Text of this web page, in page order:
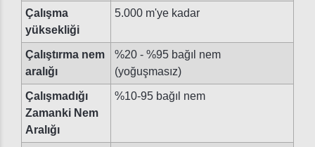
Çalışma
yüksekliği
5.000 m'ye kadar
Çalıştırma nem
aralığı
%20 - %95 bağıl nem
(yoğuşmasız)
Çalışmadığı
Zamanki Nem
Aralığı
%10-95 bağıl nem